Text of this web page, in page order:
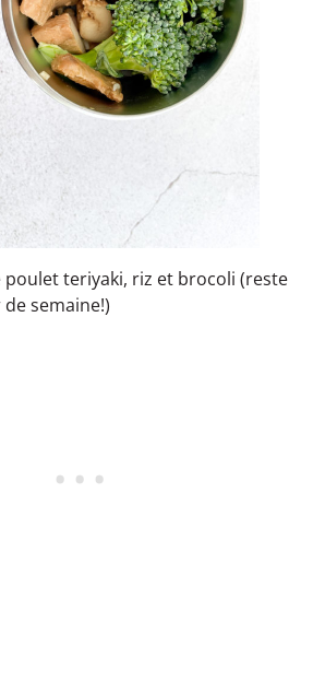
poulet teriyaki, riz et brocoli (reste
de semaine!)